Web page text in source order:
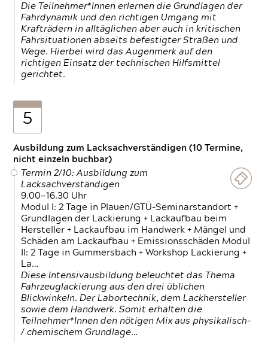
Die Teilnehmer*Innen erlernen die Grundlagen der
Fahrdynamik und den richtigen Umgang mit
Krafträdern in alltäglichen aber auch in kritischen
Fahrsituationen abseits befestigter Straßen und
Wege. Hierbei wird das Augenmerk auf den
richtigen Einsatz der technischen Hilfsmittel
gerichtet.
5
Ausbildung zum Lacksachverständigen (10 Termine,
nicht einzeln buchbar)
Termin 2/10: Ausbildung zum
Lacksachverständigen
9.00—16.30 Uhr
Modul I: 2 Tage in Plauen/GTÜ-Seminarstandort +
Grundlagen der Lackierung + Lackaufbau beim
Hersteller + Lackaufbau im Handwerk + Mängel und
Schäden am Lackaufbau + Emissionsschäden Modul
II: 2 Tage in Gummersbach + Workshop Lackierung +
La…
Diese Intensivausbildung beleuchtet das Thema
Fahrzeuglackierung aus den drei üblichen
Blickwinkeln. Der Labortechnik, dem Lackhersteller
sowie dem Handwerk. Somit erhalten die
Teilnehmer*Innen den nötigen Mix aus physikalisch-
/ chemischem Grundlage…